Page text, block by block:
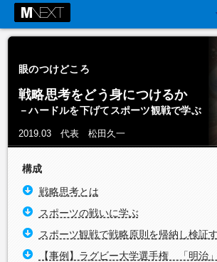
眼のつけどころ
戦略思考をどう身につけるか
－ハードルを下げてスポーツ観戦で学ぶ
2019.03 代表 松田久一
構成
戦略思考とは
スポーツの戦いに学ぶ
スポーツ観戦で戦略原則を帰納し検証
【事例】ラグビー大学選手権 「明治